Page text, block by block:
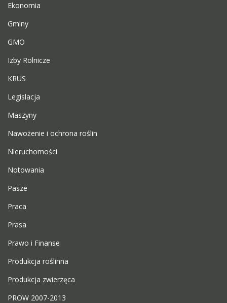
Ekonomia
Gminy
GMO
Izby Rolnicze
KRUS
Legislacja
Maszyny
Nawożenie i ochrona roślin
Nieruchomości
Notowania
Pasze
Praca
Prasa
Prawo i Finanse
Produkcja roślinna
Produkcja zwierzęca
PROW 2007-2013